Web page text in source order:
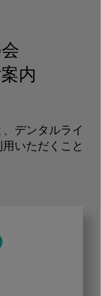
内
デンタルライ
いただくこと